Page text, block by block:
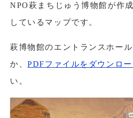
NPO萩まちじゅう博物館が作
しているマップです。
萩博物館のエントランスホー
か、PDFファイルをダウンロー
い。